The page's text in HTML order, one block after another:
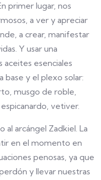
primer lugar, nos
a ver y apreciar
a crear, manifestar
Y usar una
esenciales
base y el plexo solar:
musgo de roble,
vetiver.
al arcángel Zadkiel. La
en el momento en
penosas, ya que
y llevar nuestras